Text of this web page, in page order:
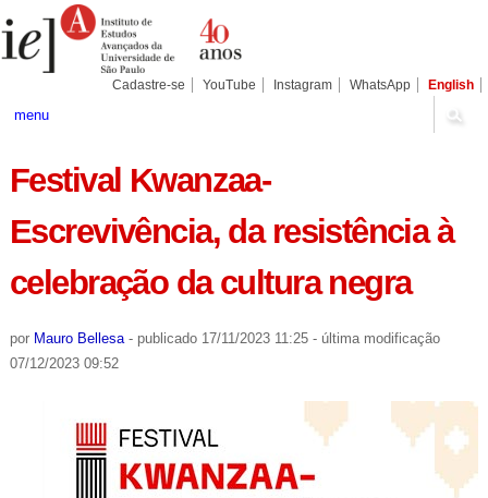
para
conteúdo.
Pessoais
Cadastre-se YouTube Instagram WhatsApp English
menu
Festival Kwanzaa-
Escrevivência, da resistência à
celebração da cultura negra
por Mauro Bellesa - publicado17/11/2023 11:25 - última modificação
07/12/2023 09:52